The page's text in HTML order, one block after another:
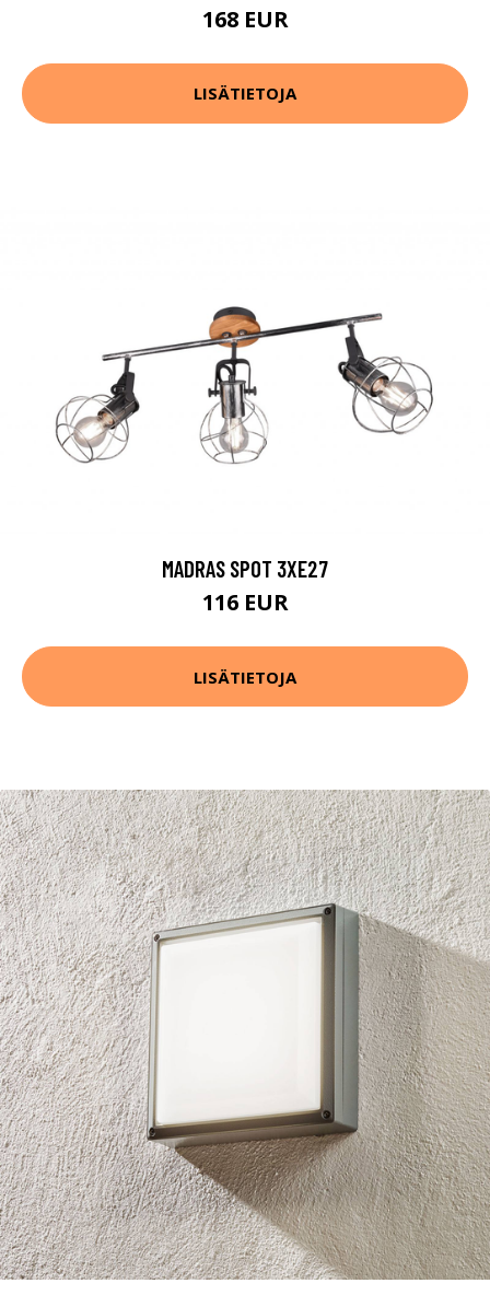
168 EUR
LISÄTIETOJA
MADRAS SPOT 3XE27
116 EUR
LISÄTIETOJA